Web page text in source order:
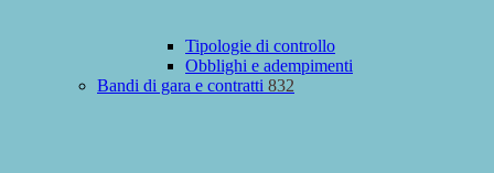
Tipologie di controllo
Obblighi e adempimenti
Bandi di gara e contratti 832